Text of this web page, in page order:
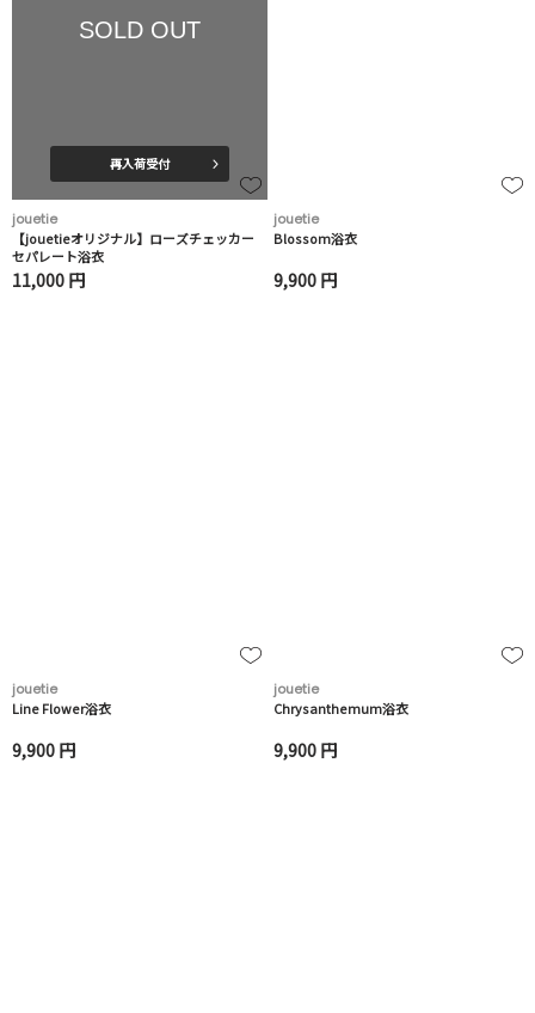
SOLD OUT
再入荷受付
jouetie
【jouetieオリジナル】ローズチェッカー
セパレート浴衣
11,000 円
jouetie
Blossom浴衣
9,900 円
jouetie
Line Flower浴衣
9,900 円
jouetie
Chrysanthemum浴衣
9,900 円